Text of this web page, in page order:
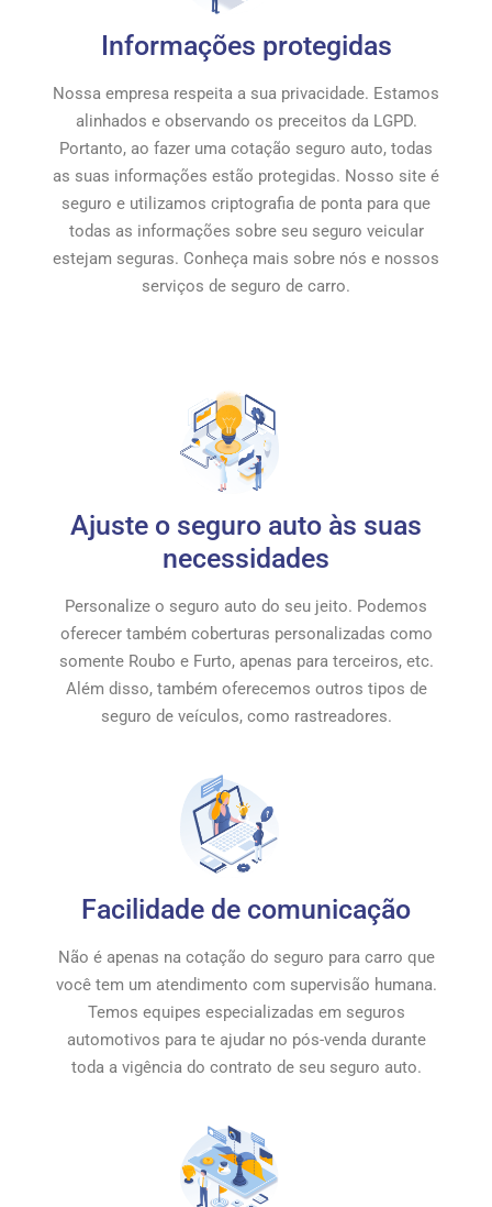
Informações protegidas
Nossa empresa respeita a sua privacidade. Estamos
alinhados e observando os preceitos da LGPD.
Portanto, ao fazer uma cotação seguro auto, todas
as suas informações estão protegidas. Nosso site é
seguro e utilizamos criptografia de ponta para que
todas as informações sobre seu seguro veicular
estejam seguras. Conheça mais sobre nós e nossos
serviços de seguro de carro.
Ajuste o seguro auto às suas
necessidades
Personalize o seguro auto do seu jeito. Podemos
oferecer também coberturas personalizadas como
somente Roubo e Furto, apenas para terceiros, etc.
Além disso, também oferecemos outros tipos de
seguro de veículos, como rastreadores.
Facilidade de comunicação
Não é apenas na cotação do seguro para carro que
você tem um atendimento com supervisão humana.
Temos equipes especializadas em seguros
automotivos para te ajudar no pós-venda durante
toda a vigência do contrato de seu seguro auto.